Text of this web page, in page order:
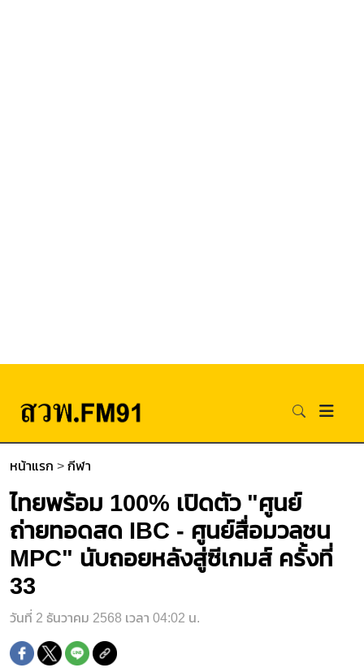
หน้าแรก > กีฬา
ไทยพร้อม 100% เปิดตัว "ศูนย์
ถ่ายทอดสด IBC - ศูนย์สื่อมวลชน
MPC" นับถอยหลังสู่ซีเกมส์ ครั้งที่
33
วันที่ 2 ธันวาคม 2568 เวลา 04:02 น.